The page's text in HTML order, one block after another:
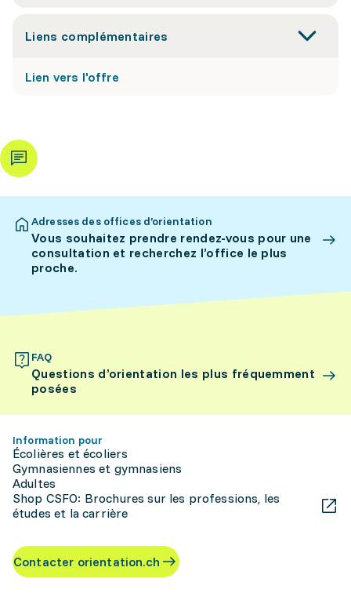
Liens complémentaires
Lien vers l'offre
Adresses des offices d’orientation
Vous souhaitez prendre rendez-vous pour une
consultation et recherchez l’office le plus
proche.
FAQ
Questions d’orientation les plus fréquemment
posées
Information pour
Écolières et écoliers
Gymnasiennes et gymnasiens
Adultes
Shop CSFO: Brochures sur les professions, les
études et la carrière
Contacter orientation.ch